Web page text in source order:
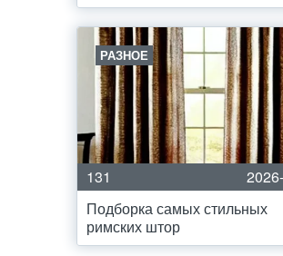
РАЗНОЕ
131
Подборка самых стильных
римских штор